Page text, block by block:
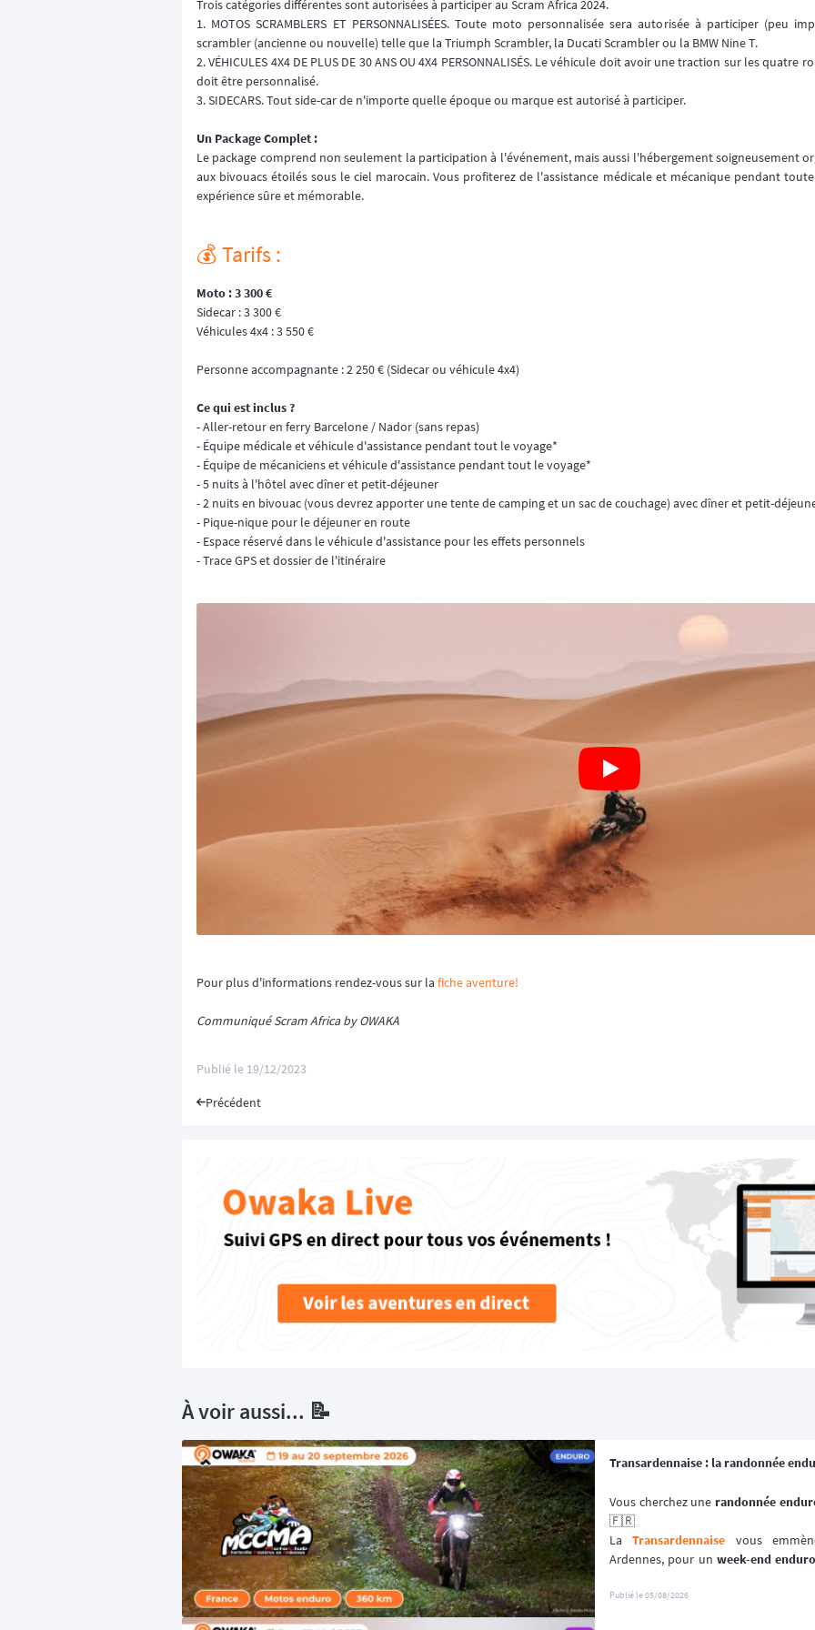
Trois catégories différentes sont autorisées à participer au Scram Africa 2024.
1. MOTOS SCRAMBLERS ET PERSONNALISÉES. Toute moto personnalisée sera autorisée à participer
scrambler (ancienne ou nouvelle) telle que la Triumph Scrambler, la Ducati Scrambler ou la BMW Nine T.
2. VÉHICULES 4X4 DE PLUS DE 30 ANS OU 4X4 PERSONNALISÉS. Le véhicule doit avoir une traction sur les
doit être personnalisé.
3. SIDECARS. Tout side-car de n'importe quelle époque ou marque est autorisé à participer.
Un Package Complet :
Le package comprend non seulement la participation à l'événement, mais aussi l'hébergement soigneusement
aux bivouacs étoilés sous le ciel marocain. Vous profiterez de l'assistance médicale et mécanique pendant
expérience sûre et mémorable.
💰️ Tarifs :
Moto : 3 300 €
Sidecar : 3 300 €
Véhicules 4x4 : 3 550 €
Personne accompagnante : 2 250 € (Sidecar ou véhicule 4x4)
Ce qui est inclus ?
- Aller-retour en ferry Barcelone / Nador (sans repas)
- Équipe médicale et véhicule d'assistance pendant tout le voyage*
- Équipe de mécaniciens et véhicule d'assistance pendant tout le voyage*
- 5 nuits à l'hôtel avec dîner et petit-déjeuner
- 2 nuits en bivouac (vous devrez apporter une tente de camping et un sac de couchage) avec dîner et petit-
- Pique-nique pour le déjeuner en route
- Espace réservé dans le véhicule d'assistance pour les effets personnels
- Trace GPS et dossier de l'itinéraire
Pour plus d'informations rendez-vous sur la fiche aventure!
Communiqué Scram Africa by OWAKA
Publié le 19/12/2023
Précédent
À voir aussi... 📝
Transardennaise : la randonnée
Vous cherchez une randonnée
🇫🇷
La Transardennaise vous
Ardennes, pour un week-end enduro
Portée par le Moto Club de
Publié le05/08/2026